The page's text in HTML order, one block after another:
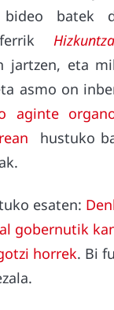
bideo batek
jartzen, eta
asmo on
aginte
hustuko
esaten:
gobernutik
horrek. Bi